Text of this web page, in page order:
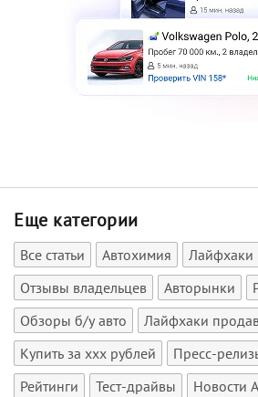
Еще категории
Все статьи Автохимия
Лайфхаки
Отзывы владельцев
Авторынки
Обзоры б/у авто
Лайфхаки
Купить за xxx рублей
Пресс-
Рейтинги
Тест-драйвы
Новости